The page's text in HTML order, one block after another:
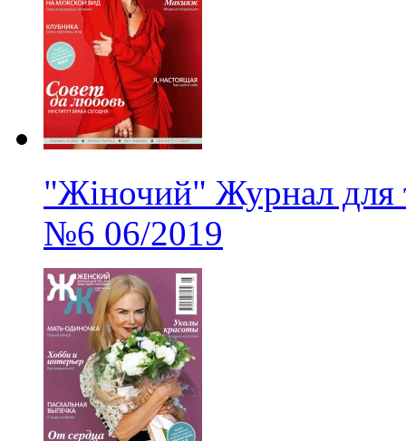
"Жіночий" Журнал для
№6 06/2019